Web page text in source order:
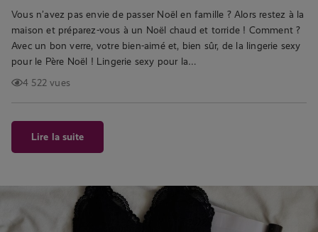
Vous n’avez pas envie de passer Noël en famille ? Alors restez à la
maison et préparez-vous à un Noël chaud et torride ! Comment ?
Avec un bon verre, votre bien-aimé et, bien sûr, de la lingerie sexy
pour le Père Noël ! Lingerie sexy pour la…
4 522 vues
Lire la suite